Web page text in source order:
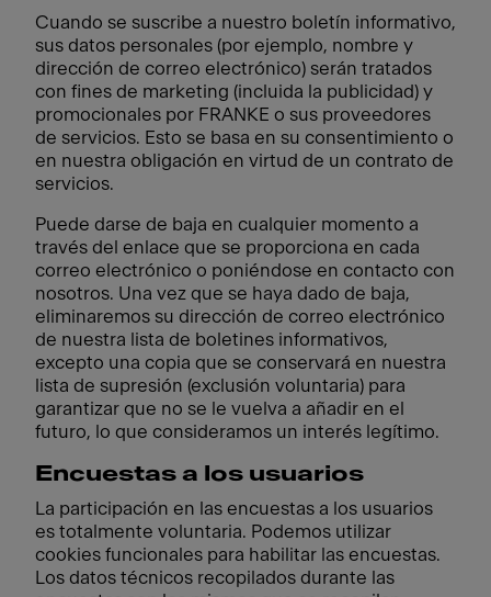
Cuando se suscribe a nuestro boletín informativo,
sus datos personales (por ejemplo, nombre y
dirección de correo electrónico) serán tratados
con fines de marketing (incluida la publicidad) y
promocionales por FRANKE o sus proveedores
de servicios. Esto se basa en su consentimiento o
en nuestra obligación en virtud de un contrato de
servicios.
Puede darse de baja en cualquier momento a
través del enlace que se proporciona en cada
correo electrónico o poniéndose en contacto con
nosotros. Una vez que se haya dado de baja,
eliminaremos su dirección de correo electrónico
de nuestra lista de boletines informativos,
excepto una copia que se conservará en nuestra
lista de supresión (exclusión voluntaria) para
garantizar que no se le vuelva a añadir en el
futuro, lo que consideramos un interés legítimo.
Encuestas a los usuarios
La participación en las encuestas a los usuarios
es totalmente voluntaria. Podemos utilizar
cookies funcionales para habilitar las encuestas.
Los datos técnicos recopilados durante las